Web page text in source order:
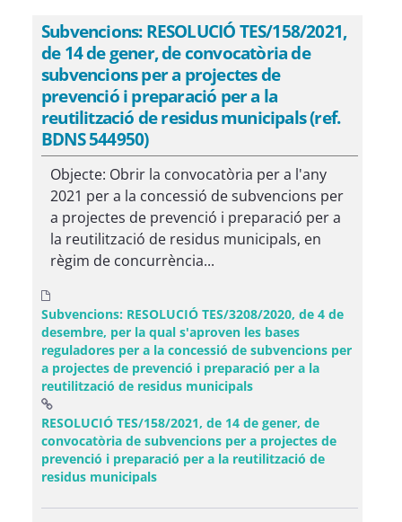
Subvencions: RESOLUCIÓ TES/158/2021,
de 14 de gener, de convocatòria de
subvencions per a projectes de
prevenció i preparació per a la
reutilització de residus municipals (ref.
BDNS 544950)
Objecte: Obrir la convocatòria per a l'any
2021 per a la concessió de subvencions per
a projectes de prevenció i preparació per a
la reutilització de residus municipals, en
règim de concurrència...
Subvencions: RESOLUCIÓ TES/3208/2020, de 4 de
desembre, per la qual s'aproven les bases
reguladores per a la concessió de subvencions per
a projectes de prevenció i preparació per a la
reutilització de residus municipals
RESOLUCIÓ TES/158/2021, de 14 de gener, de
convocatòria de subvencions per a projectes de
prevenció i preparació per a la reutilització de
residus municipals(Obre una finestra nova)